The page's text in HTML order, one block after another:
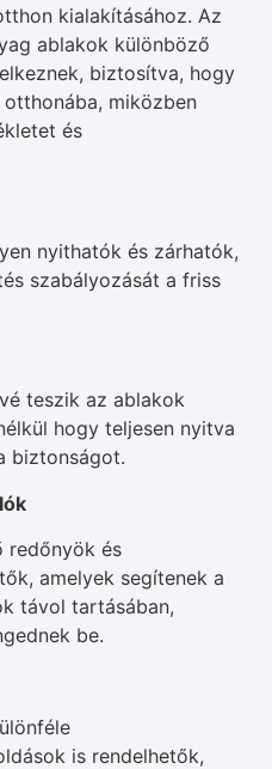
kialakításához. Az
ablakok különböző
biztosítva, hogy
miközben
és
nyithatók és zárhatók,
szabályozását a friss
teszik az ablakok
hogy teljesen nyitva
biztonságot.
redőnyök és
amelyek segítenek a
távol tartásában,
be.
is rendelhetők,